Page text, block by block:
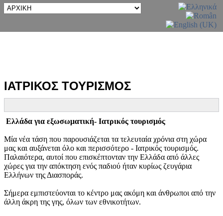
ΙΑΤΡΙΚΟΣ ΤΟΥΡΙΣΜΟΣ
Ελλάδα για εξωσωματική- Ιατρικός τουρισμός
Μία νέα τάση που παρουσιάζεται τα τελευταία χρόνια στη χώρα
μας και αυξάνεται όλο και περισσότερο - Ιατρικός τουρισμός.
Παλαιότερα, αυτοί που επισκέπτονταν την Ελλάδα από άλλες
χώρες για την απόκτηση ενός παδιού ήταν κυρίως ζευγάρια
Ελλήνων της Διασποράς.
Σήμερα εμπιστεύονται το κέντρο μας ακόμη και άνθρωποι από την
άλλη άκρη της γης, όλων των εθνικοτήτων.